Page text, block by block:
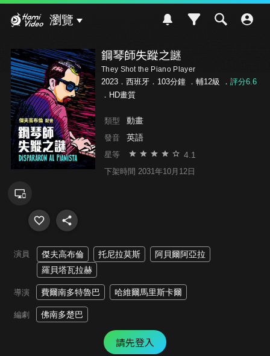
瀏覽
鋼琴師失蹤之謎
They Shot the Piano Player
2023．西班牙．103分鐘 ． 輔12級 ． 評分6.6
．HD畫質
類型 動畫
發音 英語
星等 4.1
下架時間 2031年10月12日
演員 傑夫高布倫 托尼拉莫斯
阿貝爾阿亞拉
羅貝塔瓦拉赫
導演 費爾南多特魯巴 哈維爾馬里斯卡爾
編劇 佛南多楚巴
請先登入